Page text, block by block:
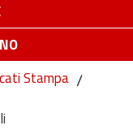
Stampa /